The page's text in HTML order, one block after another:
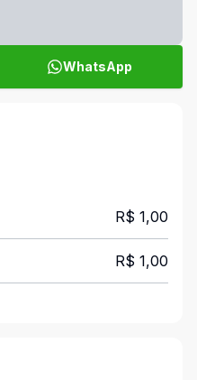
WhatsApp
R$ 1,00
R$ 1,00